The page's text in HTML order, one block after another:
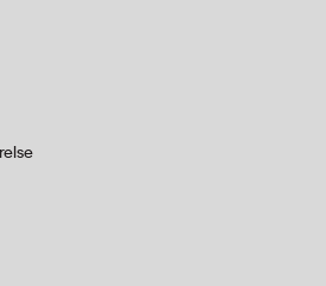
till
och möten:
du ska visualisera idéer
Det olinjade formatet
som du vill. Varje block
många ark för flera